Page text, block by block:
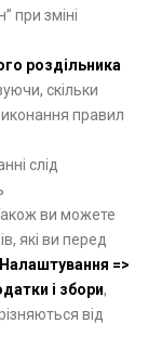
при зміні
роздільника
скільки
правил
слід
ви можете
які ви перед
Налаштування =>
і збори,
від